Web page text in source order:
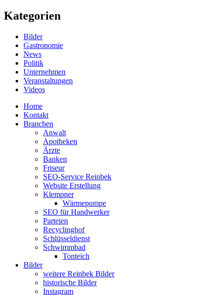
Kategorien
Bilder
Gastronomie
News
Politik
Unternehmen
Veranstaltungen
Videos
Home
Kontakt
Branchen
Anwalt
Apotheken
Ärzte
Banken
Friseur
SEO-Service Reinbek
Website Erstellung
Klempner
Wärmepumpe
SEO für Handwerker
Parteien
Recyclinghof
Schlüsseldienst
Schwimmbad
Tonteich
Bilder
weitere Reinbek Bilder
historische Bilder
Instagram